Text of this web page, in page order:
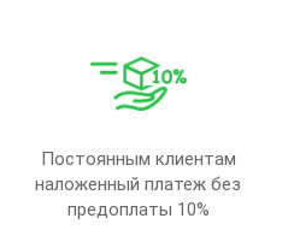
Постоянным клиентам
наложенный платеж без
предоплаты 10%